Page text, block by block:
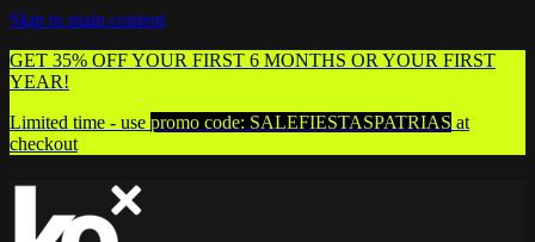
Skip to main content
GET 35% OFF YOUR FIRST 6 MONTHS OR YOUR FIRST
YEAR!
Limited time - use promo code: SALEFIESTASPATRIAS at
checkout